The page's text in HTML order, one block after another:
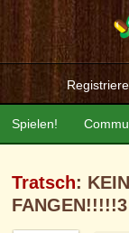
Spielen!
Tratsch: